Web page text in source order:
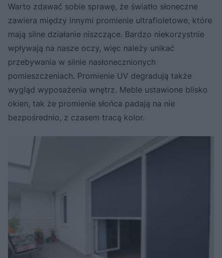
Warto zdawać sobie sprawę, że światło słoneczne
zawiera między innymi promienie ultrafioletowe, które
mają silne działanie niszczące. Bardzo niekorzystnie
wpływają na nasze oczy, więc należy unikać
przebywania w silnie nasłonecznionych
pomieszczeniach. Promienie UV degradują także
wygląd wyposażenia wnętrz. Meble ustawione blisko
okien, tak że promienie słońca padają na nie
bezpośrednio, z czasem tracą kolor.